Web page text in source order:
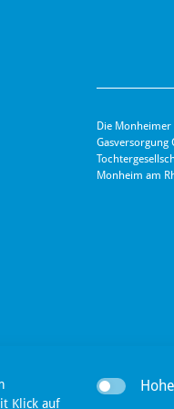
Die
Gas­versorgung
Monheim am
Klick auf